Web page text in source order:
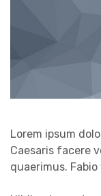
Lorem ipsum
Caesaris facere
quaerimus.